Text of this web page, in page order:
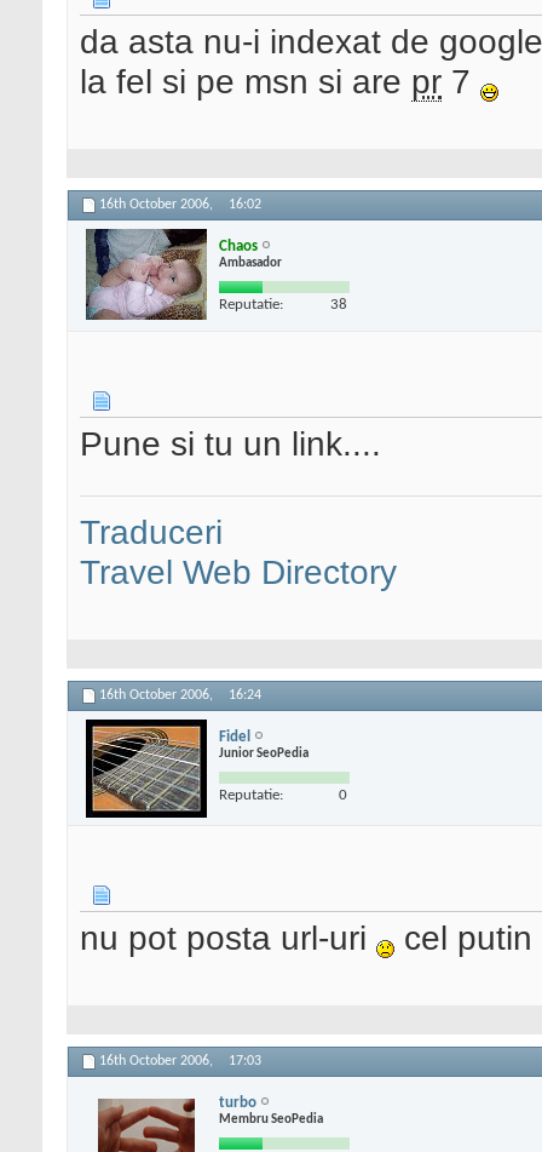
da asta nu-i indexat de
la fel si pe msn si are pr 7
16th October 2006, 16:02
Chaos
Ambasador
Reputatie: 38
Pune si tu un link....
Traduceri
Travel Web Directory
16th October 2006, 16:24
Fidel
Junior SeoPedia
Reputatie: 0
nu pot posta url-uri cel
16th October 2006, 17:03
turbo
Membru SeoPedia